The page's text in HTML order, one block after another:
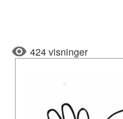
424 visninger